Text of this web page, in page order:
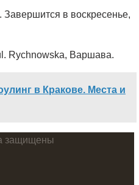
Завершится в воскресенье,
Rychnowska, Варшава.
в Кракове. Места и
защищены